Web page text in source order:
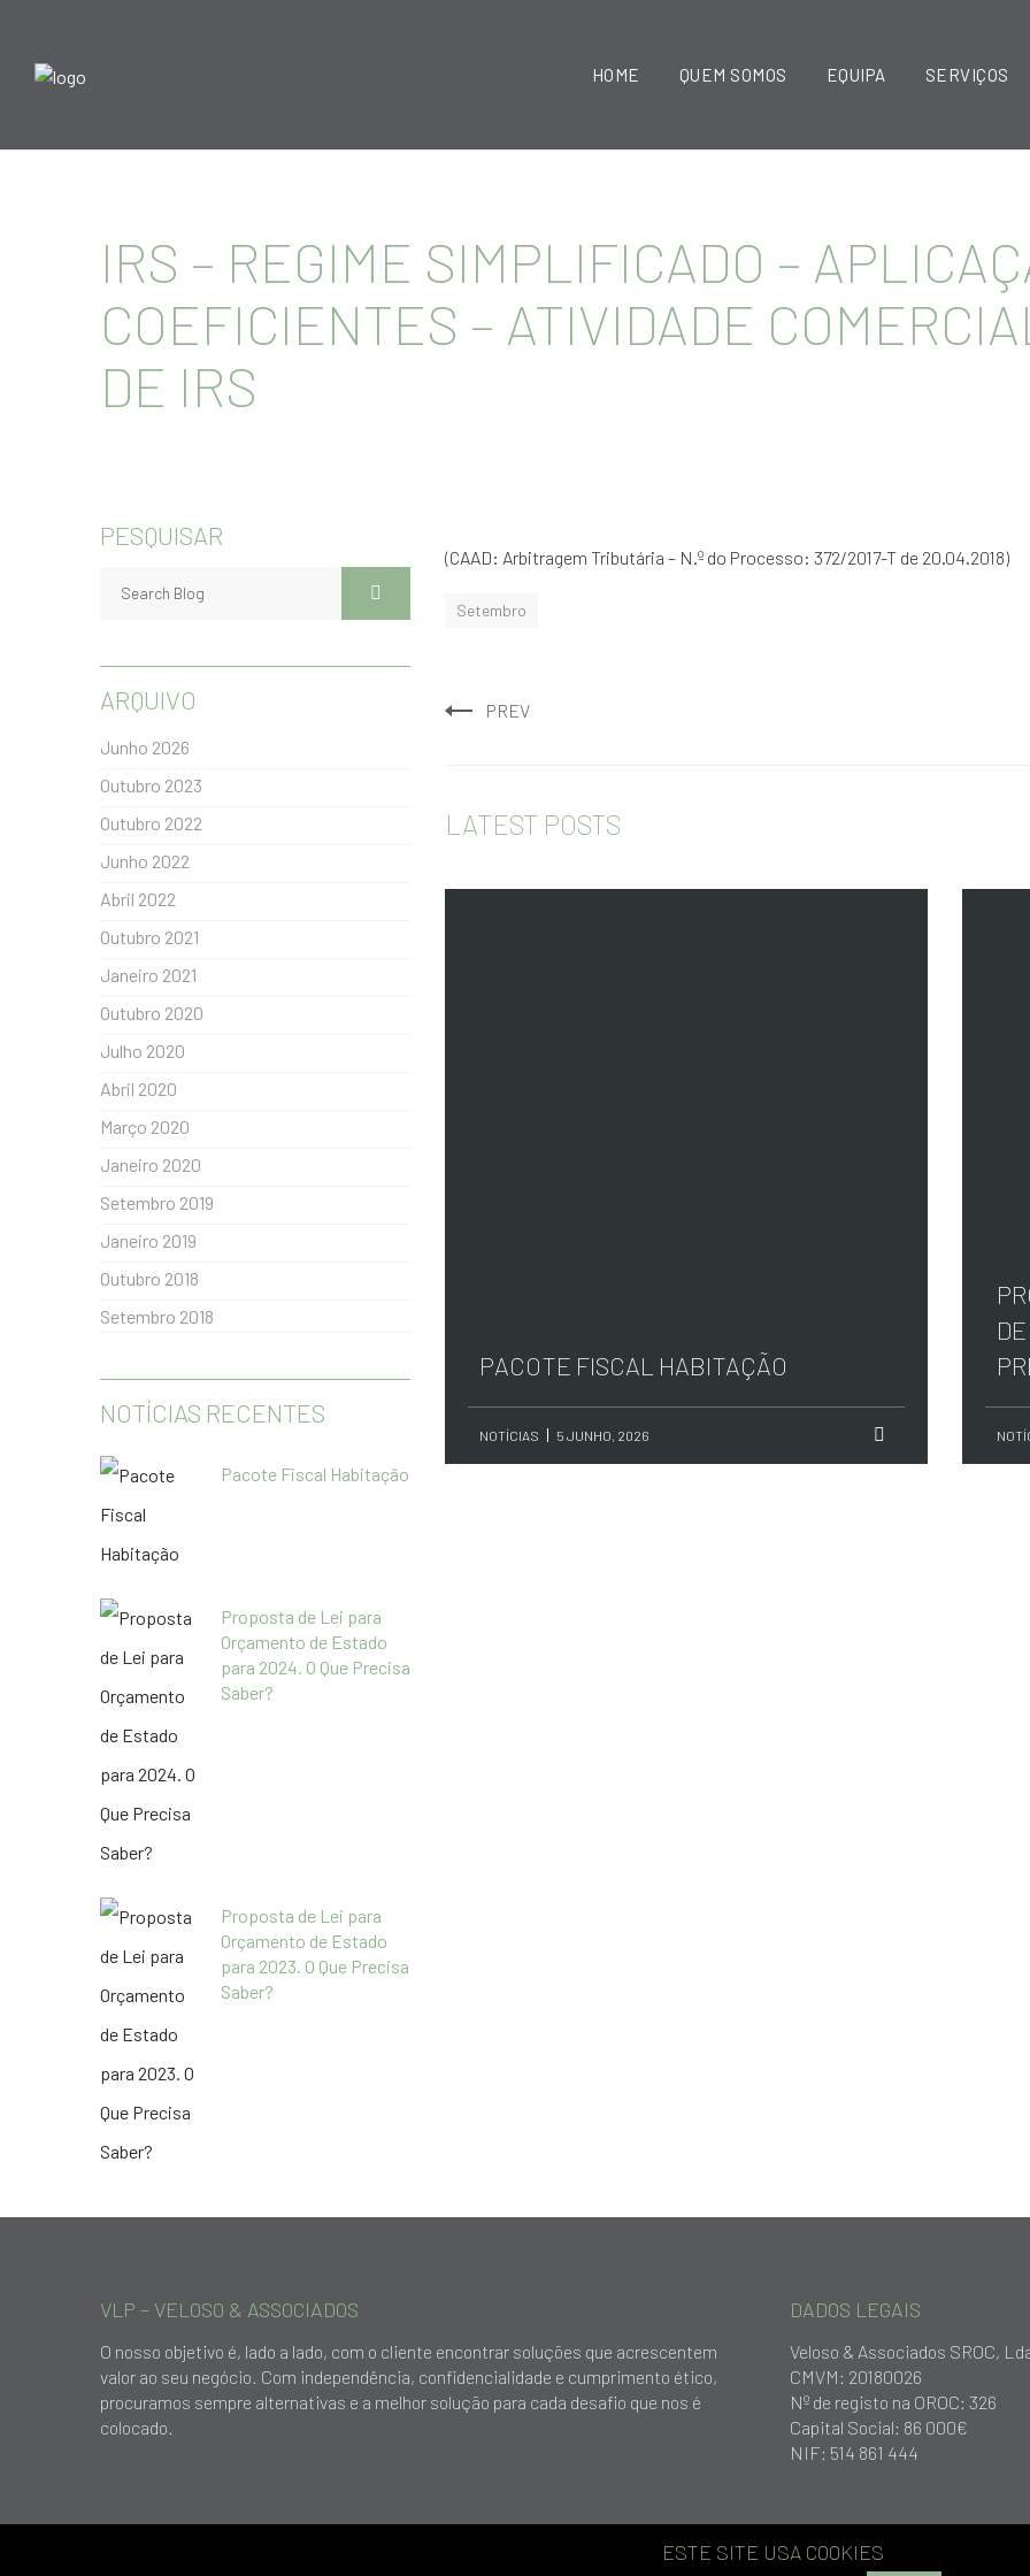
HOME QUEM SOMOS EQUIPA SERVIÇOS
IRS – REGIME SIMPLIFICADO –
COEFICIENTES – ATIVIDADE
DE IRS
(CAAD: Arbitragem Tributária – N.º do Processo: 372/2017-T de 20.04.2018)
Setembro
PREV
LATEST POSTS
PACOTE FISCAL HABITAÇÃO
NOTÍCIAS 5 JUNHO, 2026
PESQUISAR
ARQUIVO
Junho 2026
Outubro 2023
Outubro 2022
Junho 2022
Abril 2022
Outubro 2021
Janeiro 2021
Outubro 2020
Julho 2020
Abril 2020
Março 2020
Janeiro 2020
Setembro 2019
Janeiro 2019
Outubro 2018
Setembro 2018
NOTÍCIAS RECENTES
Pacote Fiscal Habitação
Proposta de Lei para
Orçamento de Estado
para 2024. O Que Precisa
Saber?
Proposta de Lei para
Orçamento de Estado
para 2023. O Que Precisa
Saber?
VLP – VELOSO & ASSOCIADOS
O nosso objetivo é, lado a lado, com o cliente encontrar soluções que acrescentem
valor ao seu negócio. Com independência, confidencialidade e cumprimento ético,
procuramos sempre alternativas e a melhor solução para cada desafio que nos é
colocado.
DADOS LEGAIS
Veloso & Associados SROC,
CMVM: 20180026
Nº de registo na OROC: 326
Capital Social: 86 000€
NIF: 514 861 444
ESTE SITE USA COOKIES